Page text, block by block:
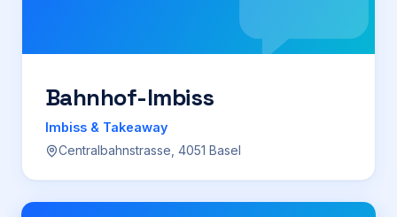
Preise
Für Firmen
Login
Bahnhof-Imbiss
Imbiss & Takeaway
Centralbahnstrasse, 4051 Basel